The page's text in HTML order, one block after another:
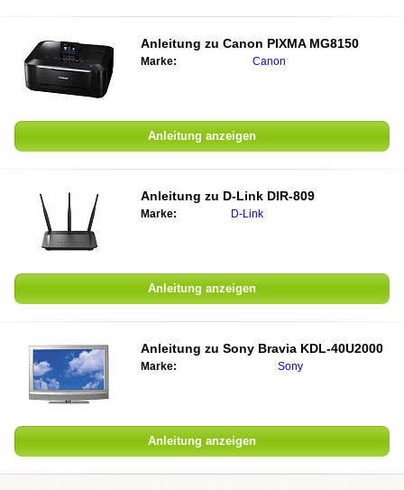
Anleitung zu Canon PIXMA MG8150
Marke: Canon
Anleitung anzeigen
Anleitung zu D-Link DIR-809
Marke: D-Link
Anleitung anzeigen
Anleitung zu Sony Bravia KDL-40U2000
Marke: Sony
Anleitung anzeigen